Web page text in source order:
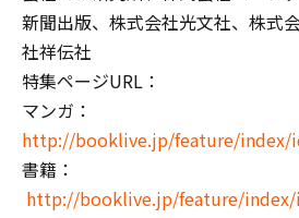
新聞出版、株式会社光文社、株式
社祥伝社
特集ページURL：
マンガ：
http://booklive.jp/feature/index/
書籍：
http://booklive.jp/feature/